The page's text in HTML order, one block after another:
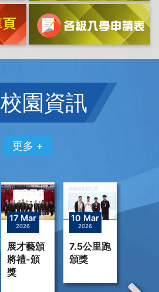
校園資訊
更多 +
17 Mar
2026
展才藝頒
將禮-頒
獎
10 Mar
2026
7.5公里跑
頒獎